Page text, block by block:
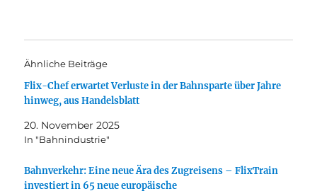
Ähnliche Beiträge
Flix-Chef erwartet Verluste in der Bahnsparte über Jahre
hinweg, aus Handelsblatt
20. November 2025
In "Bahnindustrie"
Bahnverkehr: Eine neue Ära des Zugreisens – FlixTrain
investiert in 65 neue europäische